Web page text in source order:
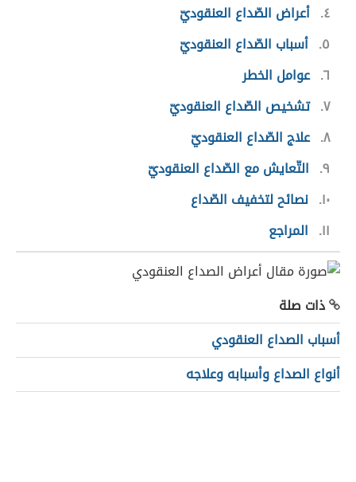
٤ أعراض الصّداع العنقوديّ
٥ أسباب الصّداع العنقوديّ
٦ عوامل الخطر
٧ تشخيص الصّداع العنقوديّ
٨ علاج الصّداع العنقوديّ
٩ التّعايش مع الصّداع العنقوديّ
١٠ نصائح لتخفيف الصّداع
١١
المراجع
ذات صلة
أسباب الصداع العنقودي
أنواع الصداع وأسبابه وعلاجه